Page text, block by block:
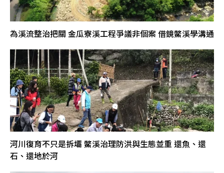
為溪流整治把關 金瓜寮溪工程爭議非個案 借鏡鱉溪學溝通
河川復育不只是拆壩 鱉溪治理防洪與生態並重 還魚、還
石、還地於河